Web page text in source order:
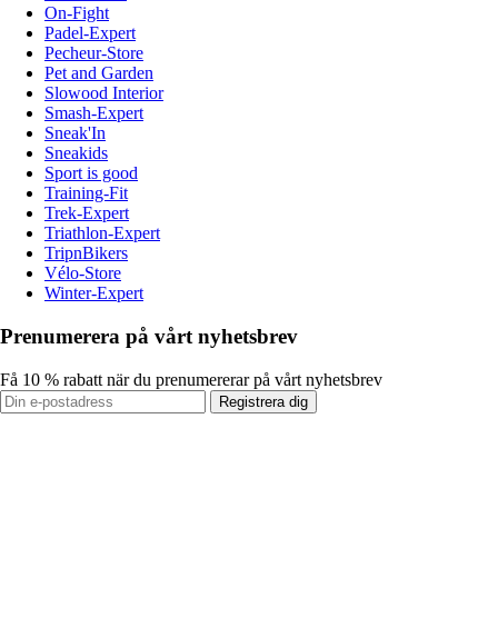
On-Fight
Padel-Expert
Pecheur-Store
Pet and Garden
Slowood Interior
Smash-Expert
Sneak'In
Sneakids
Sport is good
Training-Fit
Trek-Expert
Triathlon-Expert
TripnBikers
Vélo-Store
Winter-Expert
Prenumerera på vårt nyhetsbrev
Få 10 % rabatt när du prenumererar på vårt nyhetsbrev
Registrera dig